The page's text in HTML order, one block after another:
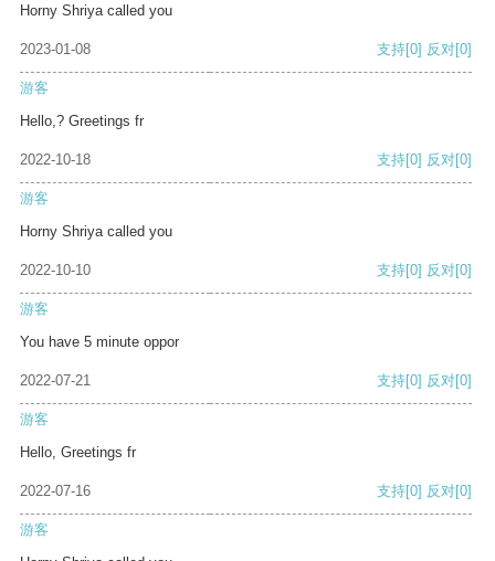
Horny Shriya called you
2023-01-08 支持[0] 反对[0]
游客
Hello,? Greetings fr
2022-10-18 支持[0] 反对[0]
游客
Horny Shriya called you
2022-10-10 支持[0] 反对[0]
游客
You have 5 minute oppor
2022-07-21 支持[0] 反对[0]
游客
Hello, Greetings fr
2022-07-16 支持[0] 反对[0]
游客